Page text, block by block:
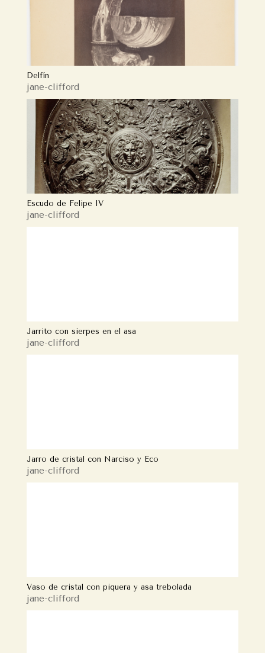
Delfín
jane-clifford
Escudo de Felipe IV
jane-clifford
Jarrito con sierpes en el asa
jane-clifford
Jarro de cristal con Narciso y Eco
jane-clifford
Vaso de cristal con piquera y asa trebolada
jane-clifford